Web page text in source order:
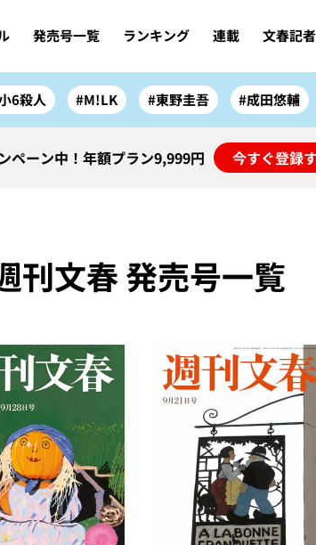
発売号一覧 ランキング 連載 文春記
6殺人 #M!LK #東野圭吾 #成田悠輔
ペーン中！年額プラン9,999円 今すぐ登録
刊文春 発売号一覧